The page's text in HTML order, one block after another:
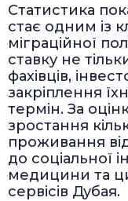
Статистика
стає одним із
міграційної
ставку не
фахівців,
закріплення
термін. За
зростання
проживання
до соціальної
медицини та
сервісів Дубая.